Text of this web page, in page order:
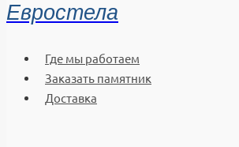
Евростела
Где мы работаем
Заказать памятник
Доставка